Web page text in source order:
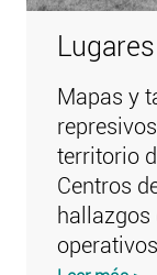
Lugares
Mapas y
territorio
Centros
hallazgos